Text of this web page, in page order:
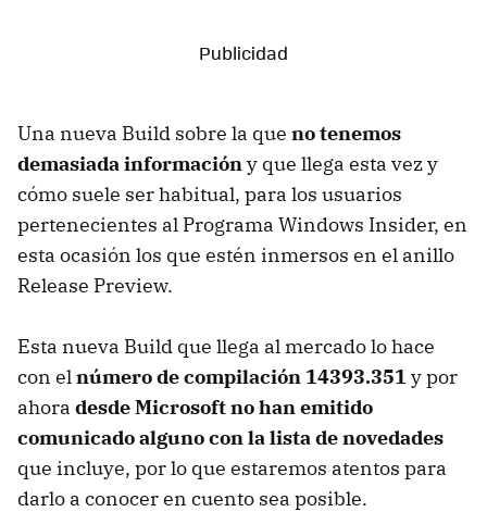
Una nueva Build sobre la que no tenemos
demasiada informacióny que llega esta vez y
cómo suele ser habitual, para los usuarios
pertenecientes al Programa Windows Insider, en
esta ocasión los que estén inmersos en el anillo
Release Preview.
Esta nueva Build que llega al mercado lo hace
con elnúmero de compilación 14393.351 y por
ahora desde Microsoft no han emitido
comunicado alguno con la lista de novedades
que incluye, por lo que estaremos atentos para
darlo a conocer en cuento sea posible.